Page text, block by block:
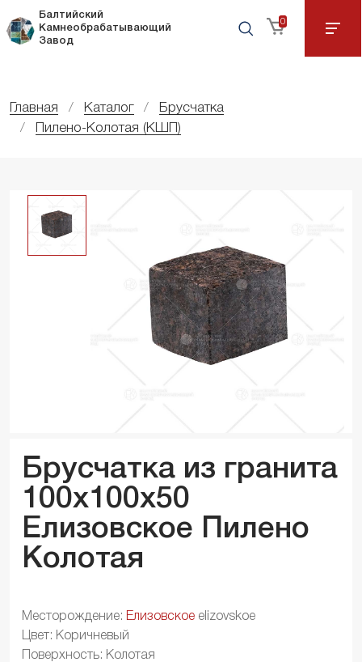
Балтийский
Камнеобрабатывающий
Завод
0
Главная Каталог
Брусчатка
Пилено-Колотая (КШП)
Брусчатка из гранита
100x100x50
Елизовское Пилено
Колотая
Месторождение: Елизовское elizovskoe
Цвет: Коричневый
Поверхность: Колотая